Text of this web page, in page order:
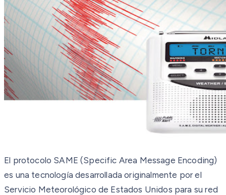
El protocolo SAME (Specific Area Message Encoding)
es una tecnología desarrollada originalmente por el
Servicio Meteorológico de Estados Unidos para su red